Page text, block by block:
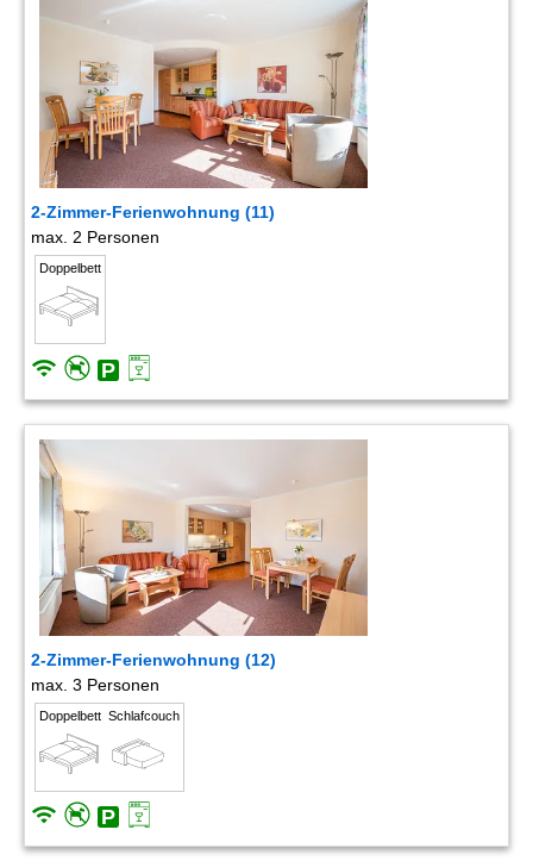
2-Zimmer-Ferienwohnung (11)
max. 2 Personen
Doppelbett
2-Zimmer-Ferienwohnung (12)
max. 3 Personen
Doppelbett Schlafcouch